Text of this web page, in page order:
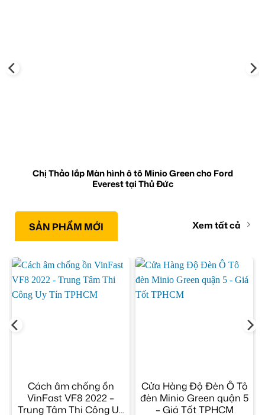
Chị Thảo lắp Màn hình ô tô Minio Green cho Ford
Everest tại Thủ Đức
SẢN PHẨM MỚI Xem tất cả
Cách âm chống ồn
VinFast VF8 2022 –
Trung Tâm Thi Công Uy
Cửa Hàng Độ Đèn Ô Tô
đèn Minio Green quận 5
– Giá Tốt TPHCM